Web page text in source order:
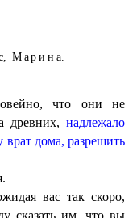
, Марина
что они не
древних, надлежало
врат дома, разрешить
вас так скоро,
сказать им, что вы